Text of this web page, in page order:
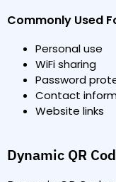
Commonly Used
Personal use
WiFi sharing
Password
Contact
Website links
Dynamic QR